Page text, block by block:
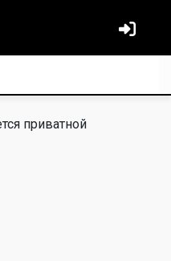
приватной